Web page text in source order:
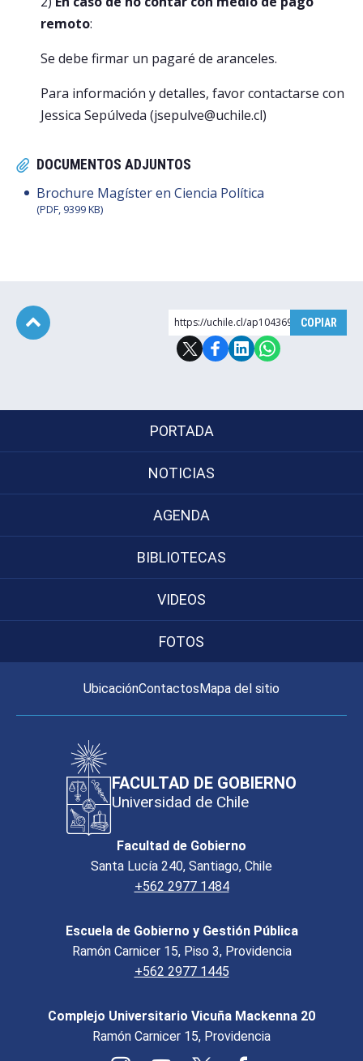
DOCUMENTOS ADJUNTOS
Brochure Magíster en Ciencia Política
(PDF, 9399 KB)
remoto:
Se debe firmar un pagaré de aranceles.
Para información y detalles, favor contactarse con
Jessica Sepúlveda (jsepulve@uchile.cl)
https://uchile.cl/ap104369 COPIAR
PORTADA
NOTICIAS
AGENDA
BIBLIOTECAS
VIDEOS
FOTOS
UbicaciónContactosMapa del sitio
FACULTAD DE GOBIERNO
Universidad de Chile
Facultad de Gobierno
Santa Lucía 240, Santiago, Chile
+562 2977 1484
Escuela de Gobierno y Gestión Pública
Ramón Carnicer 15, Piso 3, Providencia
+562 2977 1445
Complejo Universitario Vicuña Mackenna 20
Ramón Carnicer 15, Providencia